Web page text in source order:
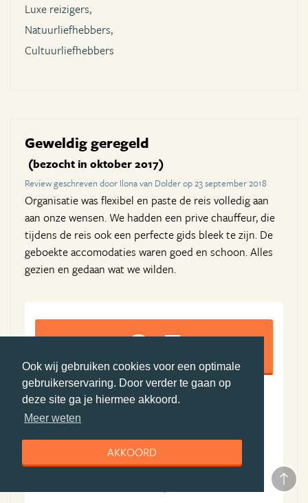
Ook wij gebruiken cookies voor een optimale
gebruikerservaring. Door verder te gaan op
deze site ga je hiermee akkoord.
Meer weten
AKKOORD
Luxe reizigers,
Natuurliefhebbers,
Cultuurliefhebbers
Geweldig geregeld
(bezocht in oktober 2017)
Review geschreven door Ilona van Dolder op 23 september 2018
Organisatie was flexibel en paste de reis volledig aan
aan onze wensen. We hadden een prive chauffeur, die
tijdens de reis ook een perfecte gids bleek te zijn. De
geboekte accomodaties waren goed en schoon. Alles
gezien en gedaan wat we wilden.
9,5
10
Algemene ervaring
9
10 9
Accommodatie(s)
10 9